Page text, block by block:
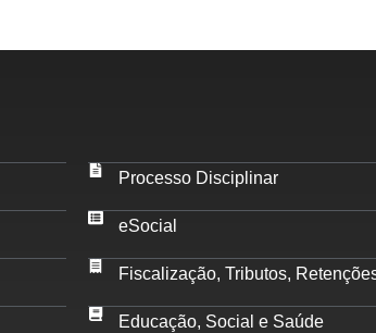
Processo Disciplinar
eSocial
Fiscalização, Tributos,
Educação, Social e Saúde